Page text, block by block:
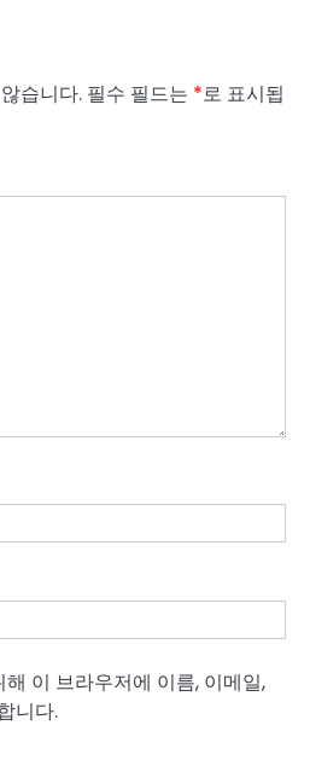
습니다. 필수 필드는 *로 표시됩
이 브라우저에 이름, 이메일,
니다.